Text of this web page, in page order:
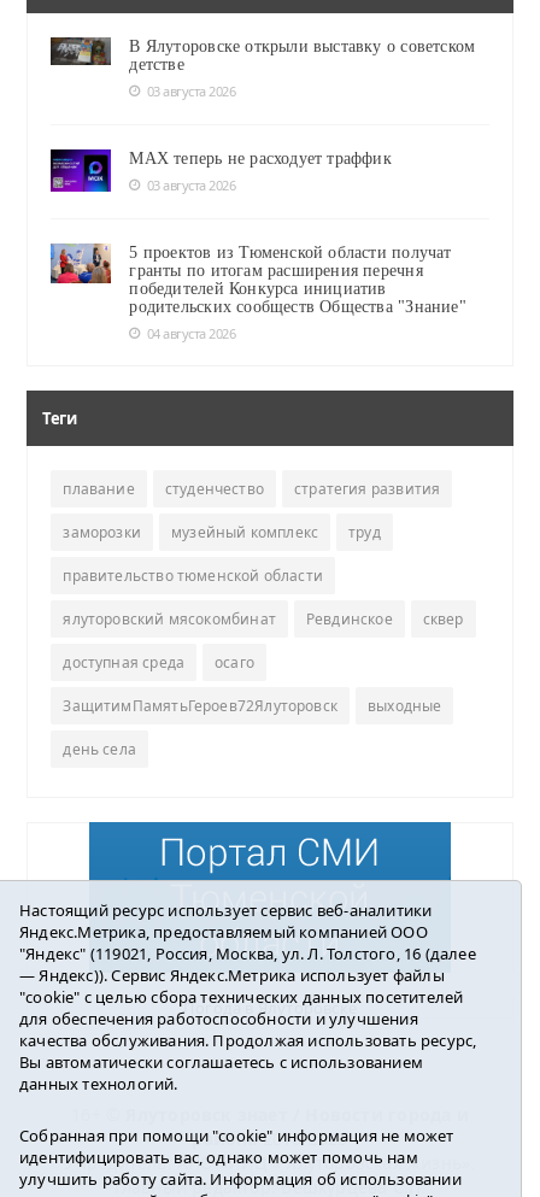
В Ялуторовске открыли выставку о советском
детстве
03 августа 2026
MAX теперь не расходует траффик
03 августа 2026
5 проектов из Тюменской области получат
гранты по итогам расширения перечня
победителей Конкурса инициатив
родительских сообществ Общества "Знание"
04 августа 2026
Теги
плавание студенчество стратегия развития
заморозки музейный комплекс труд
правительство тюменской области
ялуторовский мясокомбинат Ревдинское сквер
доступная среда осаго
ЗащитимПамятьГероев72Ялуторовск выходные
день села
Погода в Ялуторовске
района2016-2023
Учредитель: АНО «ИИЦ « Ялуторовская жизнь».
Главный редактор: Вешкурцева С.П.
Настоящий ресурс использует сервис веб-аналитики
Яндекс.Метрика, предоставляемый компанией ООО
"Яндекс" (119021, Россия, Москва, ул. Л. Толстого, 16 (далее
— Яндекс)). Сервис Яндекс.Метрика использует файлы
"cookie" с целью сбора технических данных посетителей
для обеспечения работоспособности и улучшения
качества обслуживания. Продолжая использовать ресурс,
Вы автоматически соглашаетесь с использованием
данных технологий.
Собранная при помощи "cookie" информация не может
идентифицировать вас, однако может помочь нам
улучшить работу сайта. Информация об использовании